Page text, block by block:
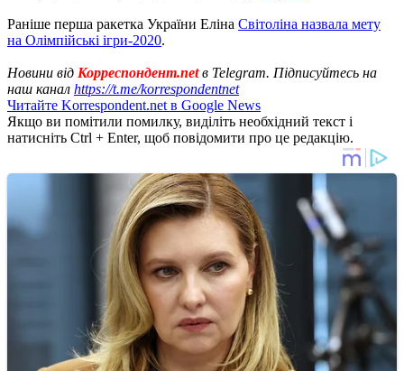
Раніше перша ракетка України Еліна Світоліна назвала мету
на Олімпійські ігри-2020.
Новини від Корреспондент.netв Telegram. Підписуйтесь на
наш канал https://t.me/korrespondentnet
Читайте Korrespondent.net в Google News
Якщо ви помітили помилку, виділіть необхідний текст і
натисніть Ctrl + Enter, щоб повідомити про це редакцію.